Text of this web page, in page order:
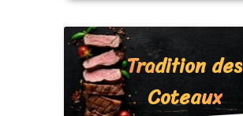
Tradition des
Coteaux